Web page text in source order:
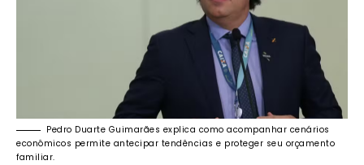
Pedro Duarte Guimarães explica como acompanhar cenários
econômicos permite antecipar tendências e proteger seu orçamento
familiar.